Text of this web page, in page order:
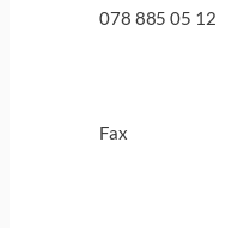
078 885 05 12
Fax